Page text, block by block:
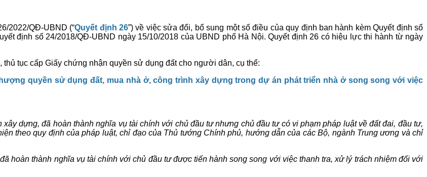
2022/QĐ-UBND (“Quyết định 26”) về việc sửa đổi, bổ sung một số điều của quy định ban hành kèm Quyết định số
định số 24/2018/QĐ-UBND ngày 15/10/2018 của UBND phố Hà Nội. Quyết định 26 có hiệu lực thi hành từ ngày
tục cấp Giấy chứng nhận quyền sử dụng đất cho người dân, cụ thể:
quyền sử dụng đất, mua nhà ở, công trình xây dựng trong dự án phát triển nhà ở song song với việc
dựng, đã hoàn thành nghĩa vụ tài chính với chủ đầu tư nhưng chủ đầu tư có vi phạm pháp luật về đất đai, đầu tư,
theo quy định của pháp luật, chỉ đạo của Thủ tướng Chính phủ, hướng dẫn của các Bộ, ngành Trung ương và chỉ
hoàn thành nghĩa vụ tài chính với chủ đầu tư được tiến hành song song với việc thanh tra, xử lý trách nhiệm đối với